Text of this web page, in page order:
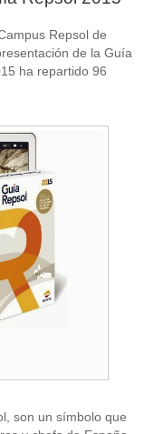
Repsol de
de la Guía
ha repartido 96
son un símbolo que